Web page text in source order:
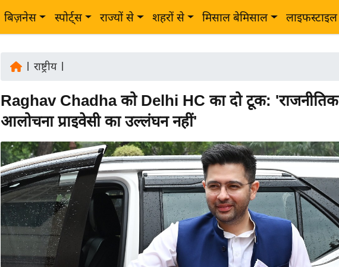
बिज़नेस स्पोर्ट्स राज्यों से शहरों से मिसाल बेमिसाल लाइफस्टाइल
राष्ट्रीय|
Raghav Chadha को Delhi HC का दो टूक: 'राजनीतिक
आलोचना प्राइवेसी का उल्लंघन नहीं'